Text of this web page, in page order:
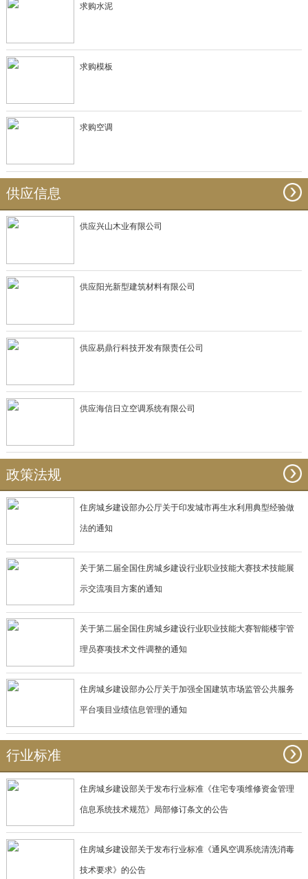
求购水泥
求购模板
求购空调
供应信息
供应兴山木业有限公司
供应阳光新型建筑材料有限公司
供应易鼎行科技开发有限责任公司
供应海信日立空调系统有限公司
政策法规
住房城乡建设部办公厅关于印发城市再生水利用典型经验做
法的通知
关于第二届全国住房城乡建设行业职业技能大赛技术技能展
示交流项目方案的通知
关于第二届全国住房城乡建设行业职业技能大赛智能楼宇管
理员赛项技术文件调整的通知
住房城乡建设部办公厅关于加强全国建筑市场监管公共服务
平台项目业绩信息管理的通知
行业标准
住房城乡建设部关于发布行业标准《住宅专项维修资金管理
信息系统技术规范》局部修订条文的公告
住房城乡建设部关于发布行业标准《通风空调系统清洗消毒
技术要求》的公告